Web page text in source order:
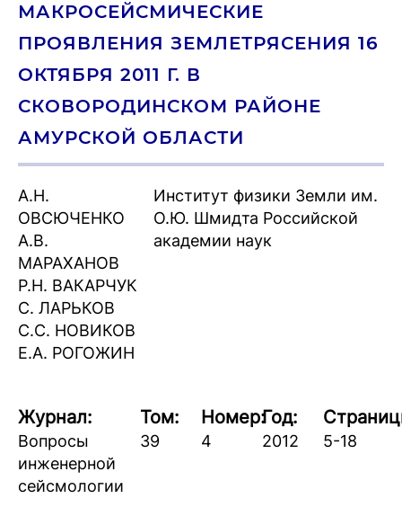
МАКРОСЕЙСМИЧЕСКИЕ
ПРОЯВЛЕНИЯ ЗЕМЛЕТРЯСЕНИЯ 16
ОКТЯБРЯ 2011 Г. В
СКОВОРОДИНСКОМ РАЙОНЕ
АМУРСКОЙ ОБЛАСТИ
А.Н.
ОВСЮЧЕНКО
А.В.
МАРАХАНОВ
Р.Н. ВАКАРЧУК
С. ЛАРЬКОВ
С.С. НОВИКОВ
Е.А. РОГОЖИН
Институт физики Земли им.
О.Ю. Шмидта Российской
академии наук
Журнал:
Вопросы
инженерной
сейсмологии
Том:
39
Номер:
4
Год:
2012 5-18